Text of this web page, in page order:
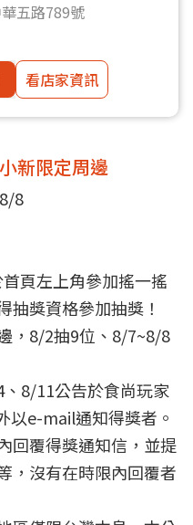
五路789號
看店家資訊
新限定周邊
8
頁左上角參加搖一搖
抽獎資格參加抽獎！
，8/2抽9位、8/7~8/8
8/11公告於食尚玩家
以e-mail通知得獎者。
回覆得獎通知信，並提
，沒有在時限內回覆者